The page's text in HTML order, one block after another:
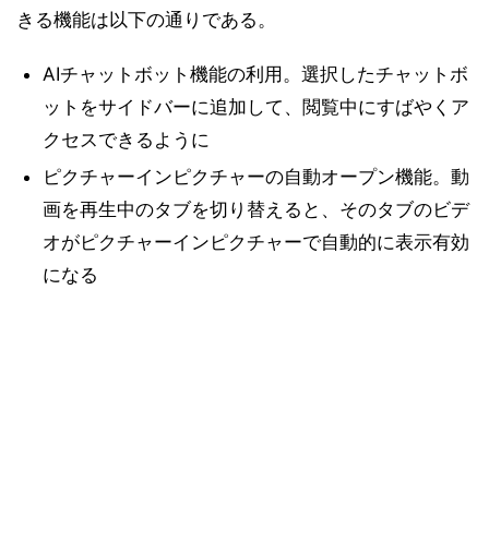
きる機能は以下の通りである。
AIチャットボット機能の利用。選択したチャットボ
ットをサイドバーに追加して、閲覧中にすばやくア
クセスできるように
ピクチャーインピクチャーの自動オープン機能。動
画を再生中のタブを切り替えると、そのタブのビデ
オがピクチャーインピクチャーで自動的に表示有効
になる